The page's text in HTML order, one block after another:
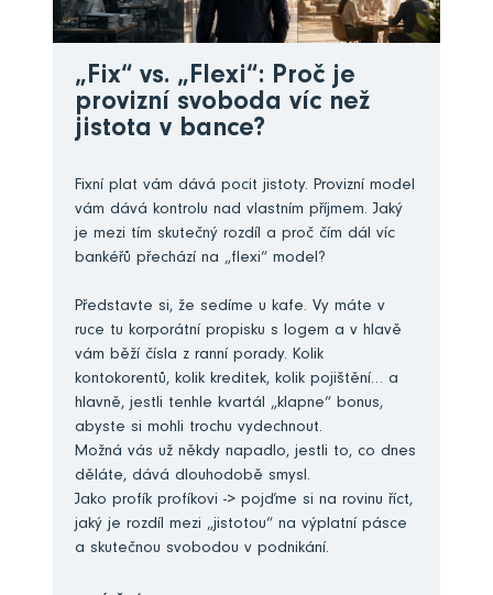
„Fix“ vs. „Flexi“: Proč je
provizní svoboda víc než
jistota v bance?
Fixní plat vám dává pocit jistoty. Provizní model
vám dává kontrolu nad vlastním příjmem. Jaký
je mezi tím skutečný rozdíl a proč čím dál víc
bankéřů přechází na „flexi“ model?
Představte si, že sedíme u kafe. Vy máte v
ruce tu korporátní propisku s logem a v hlavě
vám běží čísla z ranní porady. Kolik
kontokorentů, kolik kreditek, kolik pojištění… a
hlavně, jestli tenhle kvartál „klapne“ bonus,
abyste si mohli trochu vydechnout.
Možná vás už někdy napadlo, jestli to, co dnes
děláte, dává dlouhodobě smysl.
Jako profík profíkovi -> pojďme si na rovinu říct,
jaký je rozdíl mezi „jistotou“ na výplatní pásce
a skutečnou svobodou v podnikání.